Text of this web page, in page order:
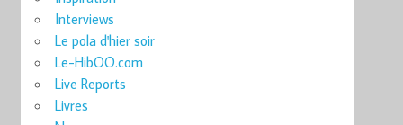
Interviews
Le pola d'hier soir
Le-HibOO.com
Live Reports
Livres